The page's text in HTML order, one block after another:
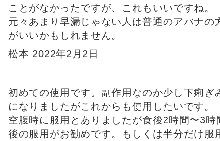
ことがなかったですが、これもいいですね。
元々あまり早漏じゃない人は普通のアバナの
がいいかもしれません。
松本 2022年2月2日
初めての使用です。副作用なのか少し下痢ぎ
になりましたがこれからも使用したいです。
空腹時に服用とありましたが食後2時間〜3時
後の服用がお勧めです。もしくは半分だけ服